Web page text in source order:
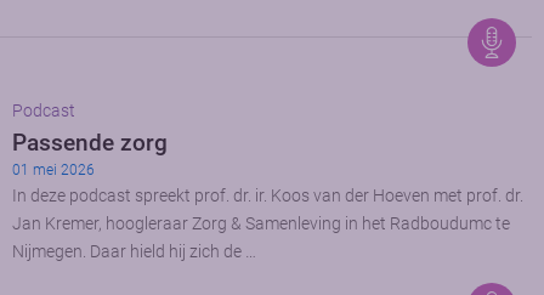
Podcast
Passende zorg
01 mei 2026
In deze podcast spreekt prof. dr. ir. Koos van der Hoeven met prof. dr.
Jan Kremer, hoogleraar Zorg & Samenleving in het Radboudumc te
Nijmegen. Daar hield hij zich de …